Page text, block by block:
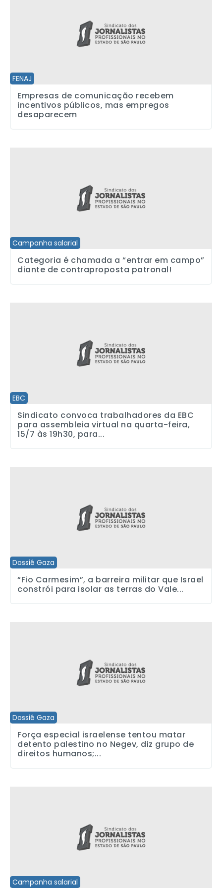
FENAJ
Empresas de comunicação recebem
incentivos públicos, mas empregos
desaparecem
Campanha salarial
Categoria é chamada a “entrar em campo”
diante de contraproposta patronal!
EBC
Sindicato convoca trabalhadores da EBC
para assembleia virtual na quarta-feira,
15/7 às 19h30, para...
Dossiê Gaza
“Fio Carmesim”, a barreira militar que Israel
constrói para isolar as terras do Vale...
Dossiê Gaza
Força especial israelense tentou matar
detento palestino no Negev, diz grupo de
direitos humanos;...
Campanha salarial